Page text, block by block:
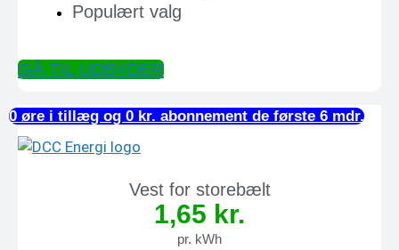
Populært valg
GÅ TIL UDBYDER
0 øre i tillæg og 0 kr. abonnement de første 6 mdr.
Vest for storebælt
1,65 kr.
pr. kWh